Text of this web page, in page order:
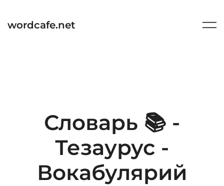
содержимому
wordcafe.net
Словарь 📚 -
Тезаурус -
Вокабулярий